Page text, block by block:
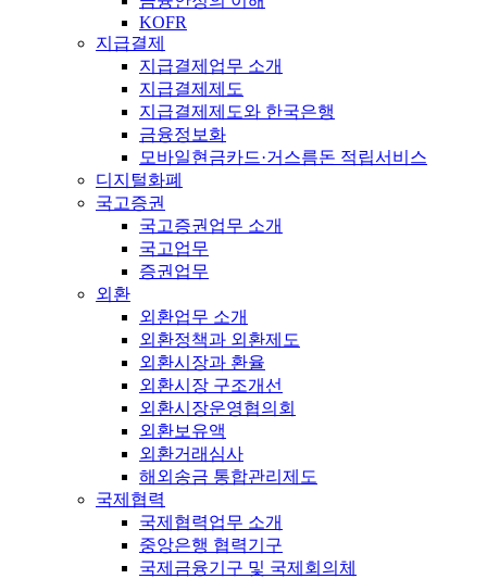
KOFR
지급결제
지급결제업무 소개
지급결제제도
지급결제제도와 한국은행
금융정보화
모바일현금카드·거스름돈 적립서비스
디지털화폐
국고증권
국고증권업무 소개
국고업무
증권업무
외환
외환업무 소개
외환정책과 외환제도
외환시장과 환율
외환시장 구조개선
외환시장운영협의회
외환보유액
외환거래심사
해외송금 통합관리제도
국제협력
국제협력업무 소개
중앙은행 협력기구
국제금융기구 및 국제회의체